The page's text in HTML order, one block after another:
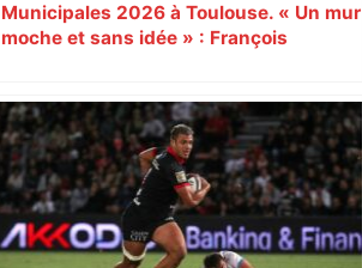
Municipales 2026 à Toulouse. « Un mur
moche et sans idée » : François
Augustins